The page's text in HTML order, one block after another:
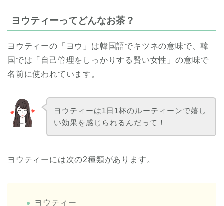
ヨウティーってどんなお茶？
ヨウティーの「ヨウ」は韓国語でキツネの意味で、韓
国では「自己管理をしっかりする賢い女性」の意味で
名前に使われています。
ヨウティーは1日1杯のルーティーンで嬉し
い効果を感じられるんだって！
ヨウティーには次の2種類があります。
ヨウティー